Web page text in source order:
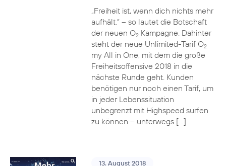
„Freiheit ist, wenn dich nichts mehr
aufhält.“ – so lautet die Botschaft
der neuen O2Kampagne. Dahinter
steht der neue Unlimited-Tarif O2
my All in One, mit dem die große
Freiheitsoffensive 2018 in die
nächste Runde geht. Kunden
benötigen nur noch einen Tarif, um
in jeder Lebenssituation
unbegrenzt mit Highspeed surfen
zu können – unterwegs […]
13. August 2018